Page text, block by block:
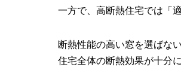
一方で、高断熱住宅では「
断熱性能の高い窓を選ばな
住宅全体の断熱効果が十分